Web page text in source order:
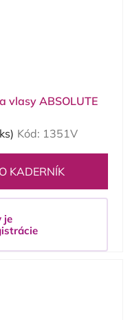
vlasy ABSOLUTE
Kód: 1351V
KADERNÍK
je